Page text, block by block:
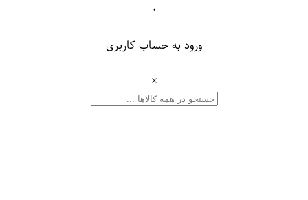
۰
ورود به حساب کاربری
×